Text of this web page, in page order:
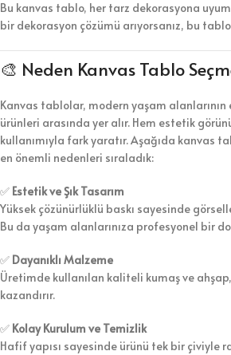
Bu kanvas tablo, her tarz dekorasyona
bir dekorasyon çözümü arıyorsanız, bu
🎨 Neden Kanvas Tablo
Kanvas tablolar, modern yaşam
ürünleri arasında yer alır. Hem estetik
kullanımıyla fark yaratır. Aşağıda kanvas
en önemli nedenleri sıraladık:
✅ Estetik ve Şık Tasarım
Yüksek çözünürlüklü baskı sayesinde
Bu da yaşam alanlarınıza profesyonel bir
✅ Dayanıklı Malzeme
Üretimde kullanılan kaliteli kumaş ve
kazandırır.
✅ Kolay Kurulum ve Temizlik
Hafif yapısı sayesinde ürünü tek bir çiviyle